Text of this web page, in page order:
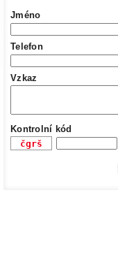
Jméno
Telefon
Vzkaz
Kontrolní kód